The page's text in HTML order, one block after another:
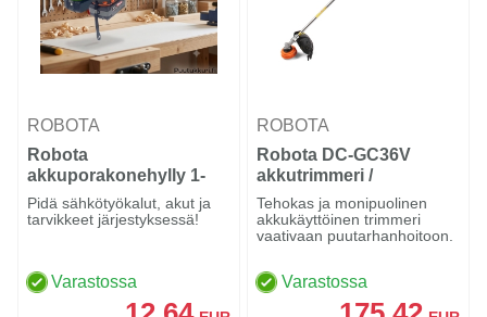
ROBOTA
Robota
akkuporakonehylly 1-
taso
Pidä sähkötyökalut, akut ja
tarvikkeet järjestyksessä!
Varastossa
ROBOTA
Robota DC-GC36V
akkutrimmeri /
raivaussaha
Tehokas ja monipuolinen
akkukäyttöinen trimmeri
vaativaan puutarhanhoitoon.
Varastossa